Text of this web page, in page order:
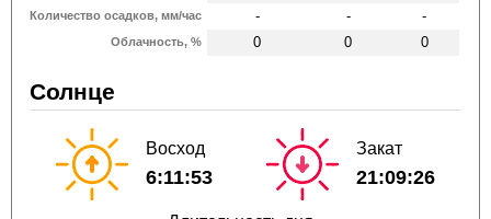
Количество осадков, мм/час - - -
Облачность, % 0 0 0
Солнце
Восход
6:11:53
Закат
21:09:26